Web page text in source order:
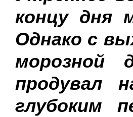
концу дня
Однако с
морозной
продувал
глубоким